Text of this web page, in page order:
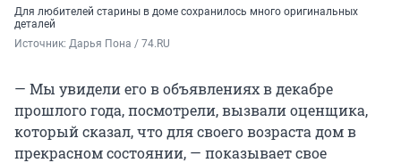
Для любителей старины в доме сохранилось много оригинальных
деталей
Источник: Дарья Пона / 74.RU
— Мы увидели его в объявлениях в декабре
прошлого года, посмотрели, вызвали оценщика,
который сказал, что для своего возраста дом в
прекрасном состоянии, — показывает свое